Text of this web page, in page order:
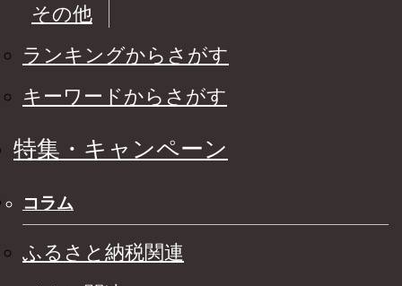
その他
ランキングからさがす
キーワードからさがす
特集・キャンペーン
コラム
ふるさと納税関連